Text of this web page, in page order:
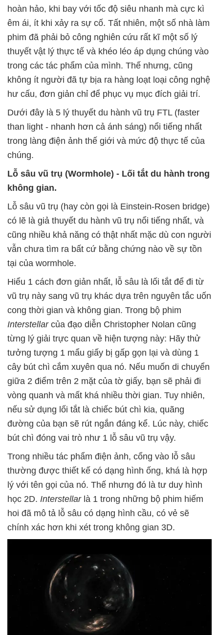
hoàn hảo, khi bay với tốc độ siêu nhanh mà cực kì
êm ái, ít khi xảy ra sự cố. Tất nhiên, một số nhà làm
phim đã phải bỏ công nghiên cứu rất kĩ một số lý
thuyết vật lý thực tế và khéo léo áp dụng chúng vào
trong các tác phẩm của mình. Thế nhưng, cũng
không ít người đã tự bịa ra hàng loạt loại công nghệ
hư cấu, đơn giản chỉ để phục vụ mục đích giải trí.
Dưới đây là 5 lý thuyết du hành vũ trụ FTL (faster
than light - nhanh hơn cả ánh sáng) nổi tiếng nhất
trong làng điện ảnh thế giới và mức độ thực tế của
chúng.
Lỗ sâu vũ trụ (Wormhole) - Lối tắt du hành trong
không gian.
Lỗ sâu vũ trụ (hay còn gọi là Einstein-Rosen bridge)
có lẽ là giả thuyết du hành vũ trụ nổi tiếng nhất, và
cũng nhiều khả năng có thật nhất mặc dù con người
vẫn chưa tìm ra bất cứ bằng chứng nào về sự tồn
tại của wormhole.
Hiểu 1 cách đơn giản nhất, lỗ sâu là lối tắt để đi từ
vũ trụ này sang vũ trụ khác dựa trên nguyên tắc uốn
cong thời gian và không gian. Trong bộ phim
Interstellarcủa đạo diễn Christopher Nolan cũng
từng lý giải trực quan về hiện tượng này: Hãy thử
tưởng tượng 1 mẩu giấy bị gấp gọn lại và dùng 1
cây bút chì cắm xuyên qua nó. Nếu muốn di chuyển
giữa 2 điểm trên 2 mặt của tờ giấy, bạn sẽ phải đi
vòng quanh và mất khá nhiều thời gian. Tuy nhiên,
nếu sử dụng lối tắt là chiếc bút chì kia, quãng
đường của bạn sẽ rút ngắn đáng kể. Lúc này, chiếc
bút chì đóng vai trò như 1 lỗ sâu vũ trụ vậy.
Trong nhiều tác phẩm điện ảnh, cổng vào lỗ sâu
thường được thiết kế có dạng hình ống, khá là hợp
lý với tên gọi của nó. Thế nhưng đó là tư duy hình
học 2D. Interstellarlà 1 trong những bộ phim hiếm
hoi đã mô tả lỗ sâu có dạng hình cầu, có vẻ sẽ
chính xác hơn khi xét trong không gian 3D.